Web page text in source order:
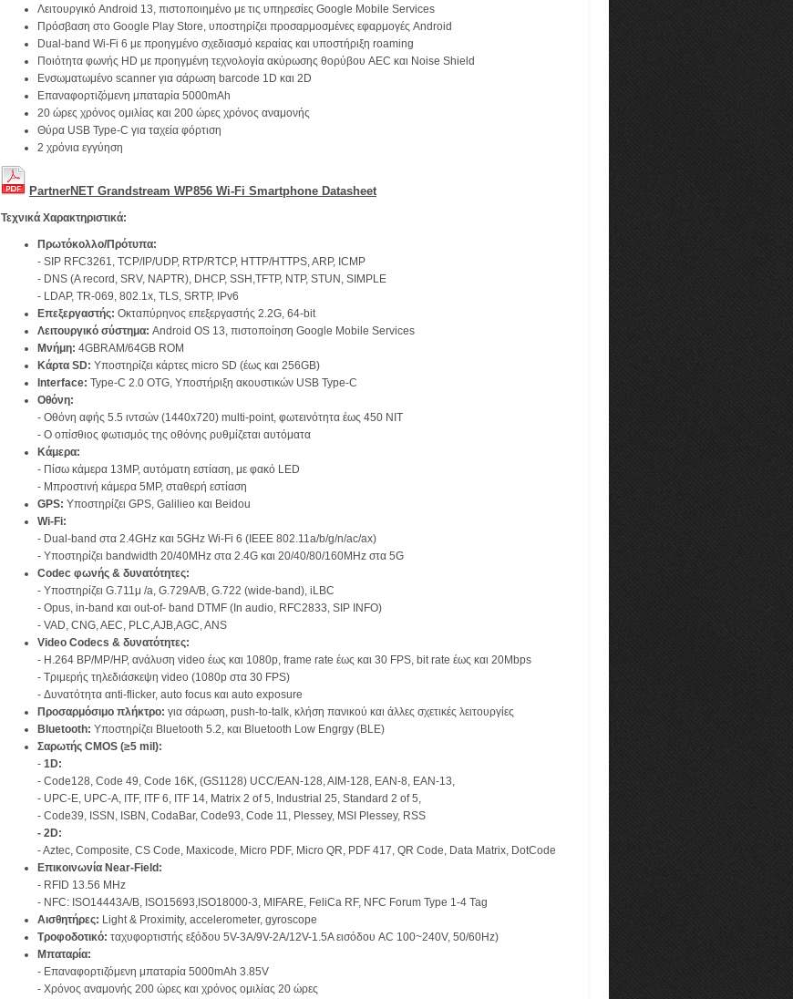
Λειτουργικό Android 13, πιστοποιημένο με τις υπηρεσίες Google Mobile Services
Πρόσβαση στο Google Play Store, υποστηρίζει προσαρμοσμένες εφαρμογές Android
Dual-band Wi-Fi 6 με προηγμένο σχεδιασμό κεραίας και υποστήριξη roaming
Ποιότητα φωνής HD με προηγμένη τεχνολογία ακύρωσης θορύβου AEC και Noise Shield
Ενσωματωμένο scanner για σάρωση barcode 1D και 2D
Επαναφορτιζόμενη μπαταρία 5000mAh
20 ώρες χρόνος ομιλίας και 200 ώρες χρόνος αναμονής
Θύρα USB Type-C για ταχεία φόρτιση
2 χρόνια εγγύηση
PartnerNET Grandstream WP856 Wi-Fi Smartphone Datasheet
Τεχνικά Χαρακτηριστικά:
Πρωτόκολλο/Πρότυπα:
- SIP RFC3261, TCP/IP/UDP, RTP/RTCP, HTTP/HTTPS, ARP, ICMP
- DNS (A record, SRV, NAPTR), DHCP, SSH,TFTP, NTP, STUN, SIMPLE
- LDAP, TR-069, 802.1x, TLS, SRTP, IPv6
Επεξεργαστής: Οκταπύρηνος επεξεργαστής 2.2G, 64-bit
Λειτουργικό σύστημα: Android OS 13, πιστοποίηση Google Mobile Services
Μνήμη: 4GBRAM/64GB ROM
Κάρτα SD: Υποστηρίζει κάρτες micro SD (έως και 256GB)
Interface: Type-C 2.0 OTG, Υποστήριξη ακουστικών USB Type-C
Οθόνη:
- Οθόνη αφής 5.5 ιντσών (1440x720) multi-point, φωτεινότητα έως 450 NIT
- Ο οπίσθιος φωτισμός της οθόνης ρυθμίζεται αυτόματα
Κάμερα:
- Πίσω κάμερα 13MP, αυτόματη εστίαση, με φακό LED
- Μπροστινή κάμερα 5MP, σταθερή εστίαση
GPS: Υποστηρίζει GPS, Galilieo και Beidou
Wi-Fi:
- Dual-band στα 2.4GHz και 5GHz Wi-Fi 6 (IEEE 802.11a/b/g/n/ac/ax)
- Υποστηρίζει bandwidth 20/40MHz στα 2.4G και 20/40/80/160MHz στα 5G
Codec φωνής & δυνατότητες:
- Υποστηρίζει G.711μ /a, G.729A/B, G.722 (wide-band), iLBC
- Opus, in-band και out-of- band DTMF (In audio, RFC2833, SIP INFO)
- VAD, CNG, AEC, PLC,AJB,AGC, ANS
Video Codecs & δυνατότητες:
- H.264 BP/MP/HP, ανάλυση video έως και 1080p, frame rate έως και 30 FPS, bit rate έως και 20Mbps
- Τριμερής τηλεδιάσκεψη video (1080p στα 30 FPS)
- Δυνατότητα αnti-flicker, auto focus και auto exposure
Προσαρμόσιμο πλήκτρο: για σάρωση, push-to-talk, κλήση πανικού και άλλες σχετικές λειτουργίες
Bluetooth: Υποστηρίζει Bluetooth 5.2, και Bluetooth Low Engrgy (BLE)
Σαρωτής CMOS (≥5 mil):
- 1D:
- Code128, Code 49, Code 16K, (GS1128) UCC/EAN-128, AIM-128, EAN-8, EAN-13,
- UPC-E, UPC-A, ITF, ITF 6, ITF 14, Matrix 2 of 5, Industrial 25, Standard 2 of 5,
- Code39, ISSN, ISBN, CodaBar, Code93, Code 11, Plessey, MSI Plessey, RSS
- 2D:
- Aztec, Composite, CS Code, Maxicode, Micro PDF, Micro QR, PDF 417, QR Code, Data Matrix, DotCode
Επικοινωνία Near-Field:
- RFID 13.56 MHz
- NFC: ISO14443A/B, ISO15693,ISO18000-3, MIFARE, FeliCa RF, NFC Forum Type 1-4 Tag
Αισθητήρες: Light & Proximity, accelerometer, gyroscope
Τροφοδοτικό: ταχυφορτιστής εξόδου 5V-3A/9V-2A/12V-1.5A εισόδου AC 100~240V, 50/60Hz)
Μπαταρία:
- Επαναφορτιζόμενη μπαταρία 5000mAh 3.85V
- Χρόνος αναμονής 200 ώρες και χρόνος ομιλίας 20 ώρες